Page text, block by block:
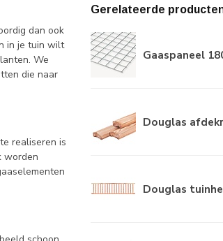
dan ook
in je tuin wilt
We
die naar
realiseren is
worden
Gerelateerde
Gaaspaneel
Douglas
Douglas